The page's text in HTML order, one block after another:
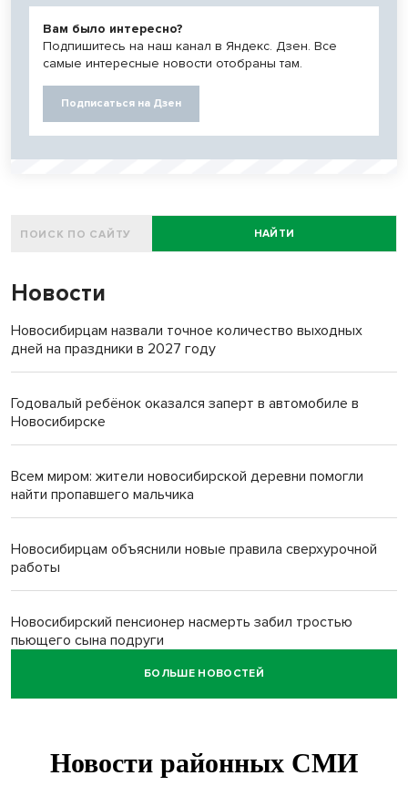
Вам было интересно?
Подпишитесь на наш канал в Яндекс. Дзен. Все
самые интересные новости отобраны там.
Подписаться на Дзен
НАЙТИ
Новости
Новосибирцам назвали точное количество выходных
дней на праздники в 2027 году
Годовалый ребёнок оказался заперт в автомобиле в
Новосибирске
Всем миром: жители новосибирской деревни помогли
найти пропавшего мальчика
Новосибирцам объяснили новые правила сверхурочной
работы
Новосибирский пенсионер насмерть забил тростью
пьющего сына подруги
Площадь у Монумента Славы в Новосибирске пошла
Африканский врач поразил новосибирцев в травмпункте
БОЛЬШЕ НОВОСТЕЙ